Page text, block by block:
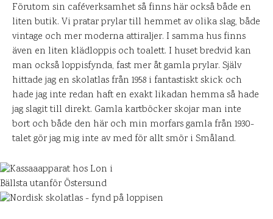
Förutom sin caféverksamhet så finns här också både en
liten butik. Vi pratar prylar till hemmet av olika slag, både
vintage och mer moderna attiraljer. I samma hus finns
även en liten klädloppis och toalett. I huset bredvid kan
man också loppisfynda, fast mer åt gamla prylar. Själv
hittade jag en skolatlas från 1958 i fantastiskt skick och
hade jag inte redan haft en exakt likadan hemma så hade
jag slagit till direkt. Gamla kartböcker skojar man inte
bort och både den här och min morfars gamla från 1930-
talet gör jag mig inte av med för allt smör i Småland.